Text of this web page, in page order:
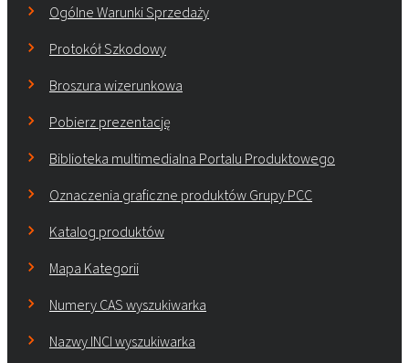
Ogólne Warunki Sprzedaży
Protokół Szkodowy
Broszura wizerunkowa
Pobierz prezentację
Biblioteka multimedialna Portalu Produktowego
Oznaczenia graficzne produktów Grupy PCC
Katalog produktów
Mapa Kategorii
Numery CAS wyszukiwarka
Nazwy INCI wyszukiwarka